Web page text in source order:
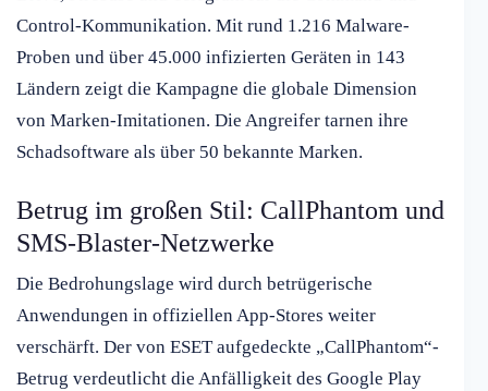
Control-Kommunikation. Mit rund 1.216 Malware-
Proben und über 45.000 infizierten Geräten in 143
Ländern zeigt die Kampagne die globale Dimension
von Marken-Imitationen. Die Angreifer tarnen ihre
Schadsoftware als über 50 bekannte Marken.
Betrug im großen Stil: CallPhantom und
SMS-Blaster-Netzwerke
Die Bedrohungslage wird durch betrügerische
Anwendungen in offiziellen App-Stores weiter
verschärft. Der von ESET aufgedeckte „CallPhantom“-
Betrug verdeutlicht die Anfälligkeit des Google Play